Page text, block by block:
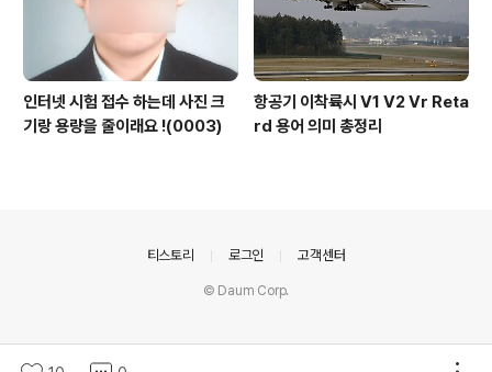
인터넷 시험 접수 하는데 사진 크
기랑 용량을 줄이래요 !(0003)
항공기 이착륙시 V1 V2 Vr Reta
rd 용어 의미 총정리
티스토리 로그인 고객센터
© Daum Corp.